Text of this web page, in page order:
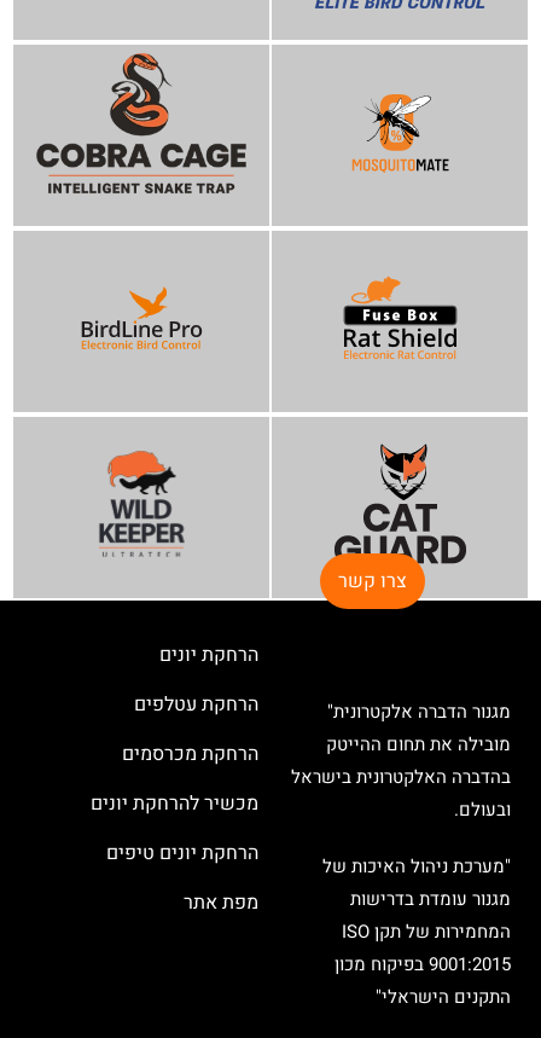
צרו קשר
מגנור הדברה אלקטרונית"
מובילה את תחום ההייטק
בהדברה האלקטרונית בישראל
ובעולם.
"מערכת ניהול האיכות של
מגנור עומדת בדרישות
המחמירות של תקן ISO
9001:2015 בפיקוח מכון
התקנים הישראלי"
הרחקת יונים
הרחקת עטלפים
הרחקת מכרסמים
מכשיר להרחקת יונים
הרחקת יונים טיפים
מפת אתר